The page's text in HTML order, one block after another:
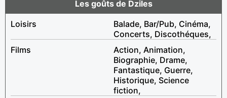
Les goûts de Dziles
Loisirs
Balade, Bar/Pub, Cinéma,
Concerts, Discothéques,
Films
Action, Animation,
Biographie, Drame,
Fantastique, Guerre,
Historique, Science
fiction,